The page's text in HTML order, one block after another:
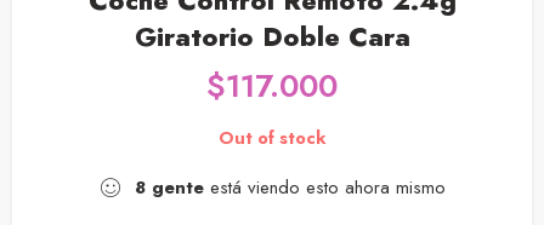
Giratorio Doble Cara
$117.000
Out of stock
8 gente está viendo esto ahora mismo